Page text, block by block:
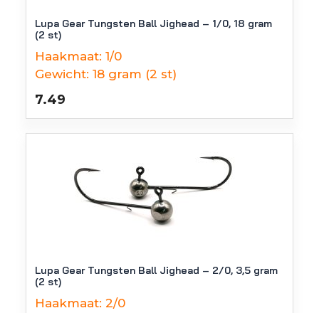
Lupa Gear Tungsten Ball Jighead – 1/0, 18 gram
(2 st)
Haakmaat: 1/0
Gewicht: 18 gram (2 st)
7.49
Lupa Gear Tungsten Ball Jighead – 2/0, 3,5 gram
(2 st)
Haakmaat: 2/0